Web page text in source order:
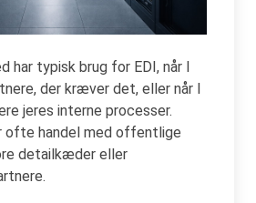
har typisk brug for EDI, når I
der kræver det, eller når I
jeres interne processer.
ofte handel med offentlige
detailkæder eller